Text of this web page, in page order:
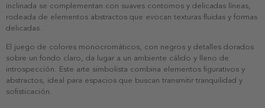
inclinada se complementan con suaves contornos y delicadas líneas,
rodeada de elementos abstractos que evocan texturas fluidas y formas
delicadas.
El juego de colores monocromáticos, con negros y detalles dorados
sobre un fondo claro, da lugar a un ambiente cálido y lleno de
introspección. Este arte simbolista combina elementos figurativos y
abstractos, ideal para espacios que buscan transmitir tranquilidad y
sofisticación.